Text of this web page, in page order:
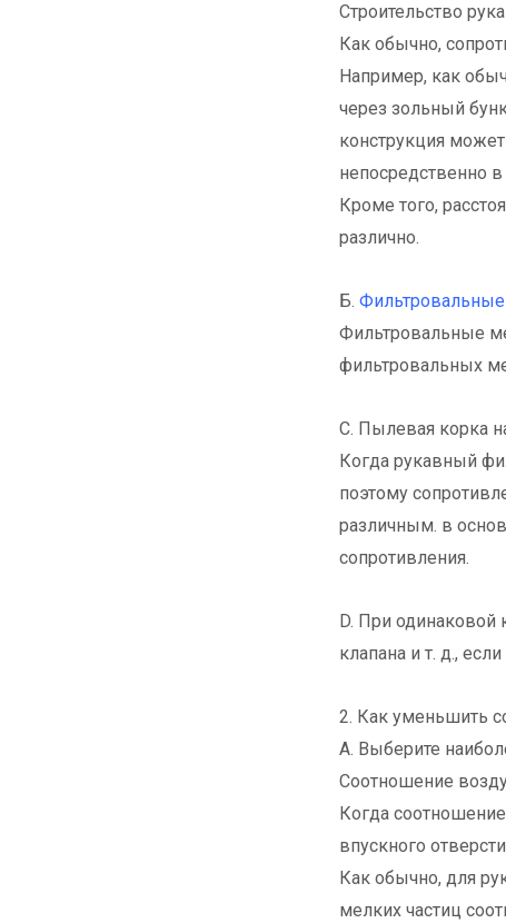
Строительство
Как обычно,
Например, как
через зольный
конструкция
непосредственно
Кроме того,
различно.
Б.
Фильтровальные
фильтровальных
C. Пылевая корка
Когда рукавный
поэтому
различным. в
сопротивления.
D. При одинаковой
клапана и т. д.,
2. Как уменьшить
А. Выберите
Соотношение
Когда
впускного
Как обычно, для
мелких частиц